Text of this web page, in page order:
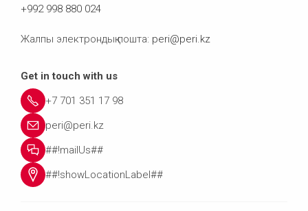
+992 998 880 024
Жалпы электрондық пошта: peri@peri.kz
Get in touch with us
+7 701 351 17 98
peri@peri.kz
##!mailUs##
##!showLocationLabel##